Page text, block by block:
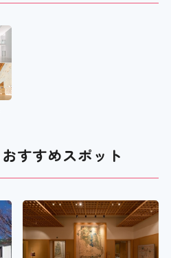
おすすめスポット